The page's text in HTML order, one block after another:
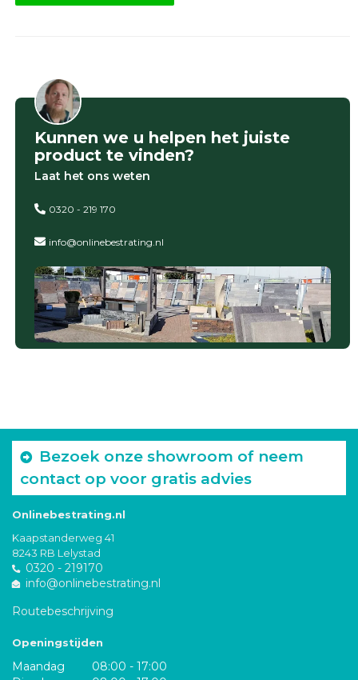
Kunnen we u helpen het juiste
product te vinden?
Laat het ons weten
0320 - 219 170
info@onlinebestrating.nl
Bezoek onze showroom of neem
contact op voor gratis advies
Onlinebestrating.nl
Kaapstanderweg 41
8243 RB Lelystad
0320 - 219170
info@onlinebestrating.nl
Routebeschrijving
Openingstijden
Maandag
08:00 - 17:00